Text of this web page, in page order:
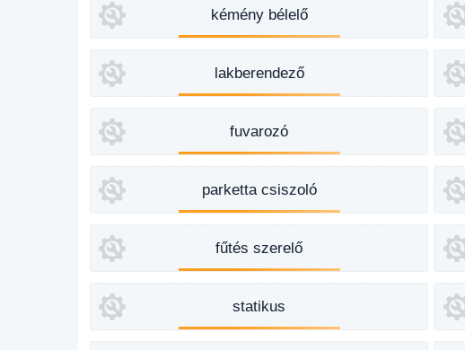
kémény bélelő
lakberendező
fuvarozó
parketta csiszoló
fűtés szerelő
statikus